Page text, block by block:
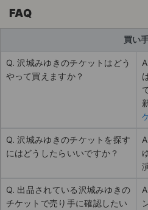
FAQ
買い
Q. 沢城みゆきのチケットはどう
やって買えますか？
Q. 沢城みゆきのチケットを探す
にはどうしたらいいですか？
Q. 出品されている沢城みゆきの
チケットで売り手に確認したい